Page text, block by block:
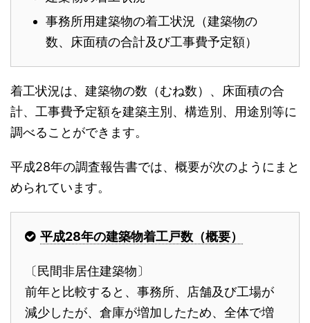
事務所用建築物の着工状況（建築物の
数、床面積の合計及び工事費予定額）
着工状況は、建築物の数（むね数）、床面積の合
計、工事費予定額を建築主別、構造別、用途別等に
調べることができます。
平成28年の調査報告書では、概要が次のようにまと
められています。
平成28年の建築物着工戸数（概要）
〔民間非居住建築物〕
前年と比較すると、事務所、店舗及び工場が
減少したが、倉庫が増加したため、全体で増